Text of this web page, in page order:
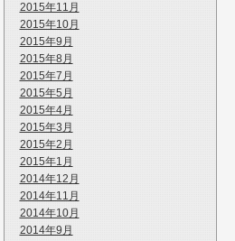
2015年11月
2015年10月
2015年9月
2015年8月
2015年7月
2015年5月
2015年4月
2015年3月
2015年2月
2015年1月
2014年12月
2014年11月
2014年10月
2014年9月